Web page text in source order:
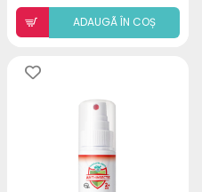
ADAUGÃ ÎN COȘ